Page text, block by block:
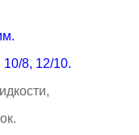
8, 12/10.